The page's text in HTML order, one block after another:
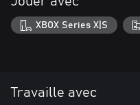
XBOX Series X|S
Travaille avec